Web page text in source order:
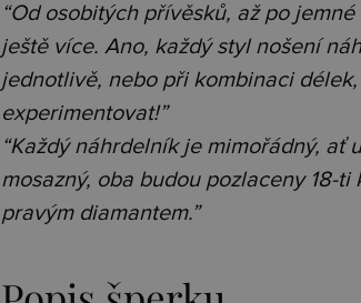
“Od osobitých přívěsků, až po
ještě více. Ano, každý styl nošení
jednotlivě, nebo při kombinaci
experimentovat!”
“Každý náhrdelník je mimořádný, ať
mosazný, oba budou pozlaceny 18-
pravým diamantem.”